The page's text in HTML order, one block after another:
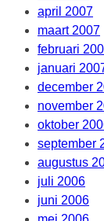
april 2007
maart 2007
februari
januari
december
november
oktober
september
augustus
juli 2006
juni 2006